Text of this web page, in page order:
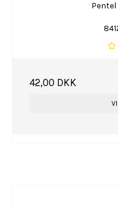
42,00 DKK